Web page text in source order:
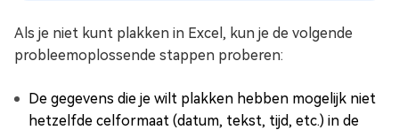
Als je niet kunt plakken in Excel, kun je de volgende
probleemoplossende stappen proberen:
De gegevens die je wilt plakken hebben mogelijk niet
hetzelfde celformaat (datum, tekst, tijd, etc.) in de